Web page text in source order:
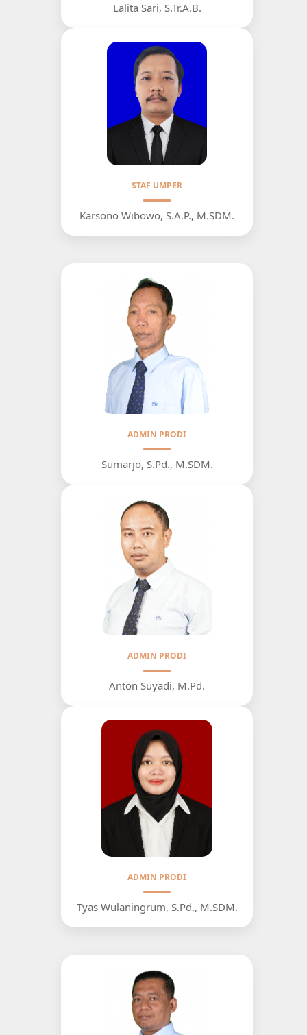
Lalita Sari, S.Tr.A.B.
STAF UMPER
Karsono Wibowo, S.A.P., M.SDM.
ADMIN PRODI
Sumarjo, S.Pd., M.SDM.
ADMIN PRODI
Anton Suyadi, M.Pd.
ADMIN PRODI
Tyas Wulaningrum, S.Pd., M.SDM.